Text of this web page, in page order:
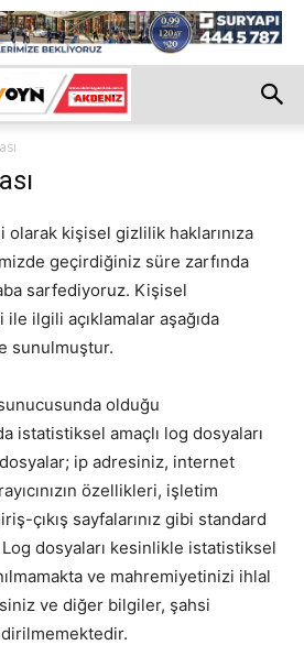
olarak kişisel gizlilik haklarınıza
geçirdiğiniz süre zarfında
sarfediyoruz. Kişisel
ilgili açıklamalar aşağıda
sunulmuştur.
olduğu
istatistiksel amaçlı log dosyaları
dosyalar; ip adresiniz, internet
özellikleri, işletim
çıkış sayfalarınız gibi standard
dosyaları kesinlikle istatistiksel
ve mahremiyetinizi ihlal
ve diğer bilgiler, şahsi